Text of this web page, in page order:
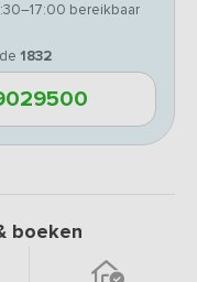
bereikbaar
1832
boeken